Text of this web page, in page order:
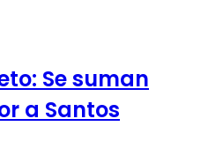
Se suman
a Santos